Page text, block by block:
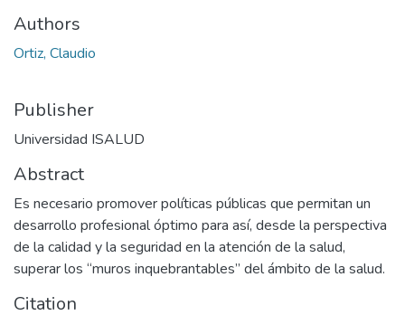
Authors
Ortiz, Claudio
Publisher
Universidad ISALUD
Abstract
Es necesario promover políticas públicas que permitan un
desarrollo profesional óptimo para así, desde la perspectiva
de la calidad y la seguridad en la atención de la salud,
superar los “muros inquebrantables” del ámbito de la salud.
Citation